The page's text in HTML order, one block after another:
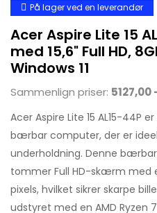
På lager ved en leverandør
Acer Aspire Lite 15
med 15,6" Full HD,
Windows 11
Sammenlign priser: 5127,00
Acer Aspire Lite 15 AL15-44P
bærbar computer, der er
underholdning. Denne
tommer Full HD-skærm med
pixels, hvilket sikrer skarpe
udstyret med en AMD Ryzen